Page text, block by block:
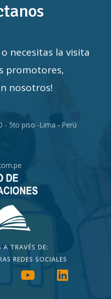
necesitas la visita
promotores,
nosotros!
- 5to piso -Lima - Perú
TRAVÉS DE:
REDES SOCIALES